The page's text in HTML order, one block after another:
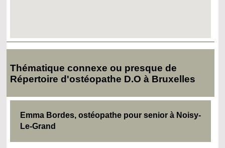
Thématique connexe ou presque de
Répertoire d'ostéopathe D.O à Bruxelles
Emma Bordes, ostéopathe pour senior à Noisy-
Le-Grand